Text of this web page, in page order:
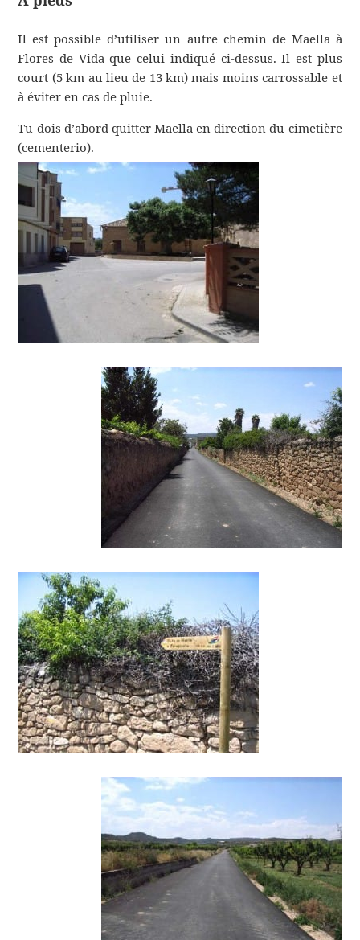
Il est possible d’utiliser un autre chemin de Maella à
Flores de Vida que celui indiqué ci-dessus. Il est plus
court (5 km au lieu de 13 km) mais moins carrossable et
à éviter en cas de pluie.
Tu dois d’abord quitter Maella en direction du cimetière
(cementerio).